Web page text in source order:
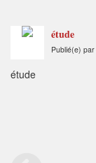
étude
Publié(e) par
étude